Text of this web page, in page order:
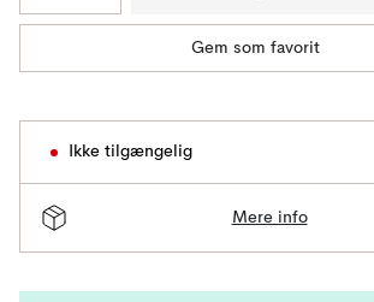
Gem som favorit
Ikke tilgængelig
Mere info